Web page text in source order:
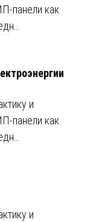
панели как
и
панели как
и